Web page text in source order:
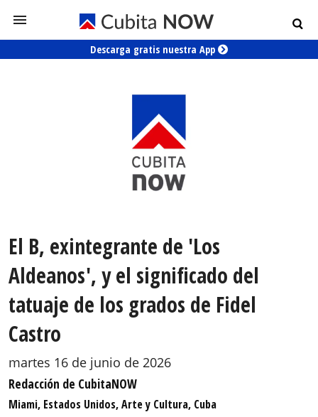
Descarga gratis nuestra App
El B, exintegrante de 'Los
Aldeanos', y el significado del
tatuaje de los grados de Fidel
Castro
martes 16 de junio de 2026
Redacción de CubitaNOW
Miami, Estados Unidos, Arte y Cultura, Cuba